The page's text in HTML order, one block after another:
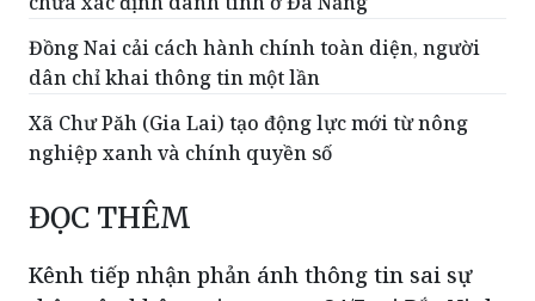
dân chỉ khai thông tin một lần
Xã Chư Păh (Gia Lai) tạo động lực mới từ nông
nghiệp xanh và chính quyền số
ĐỌC THÊM
Kênh tiếp nhận phản ánh thông tin sai sự
Sau khi quét mã của kênh, người dân